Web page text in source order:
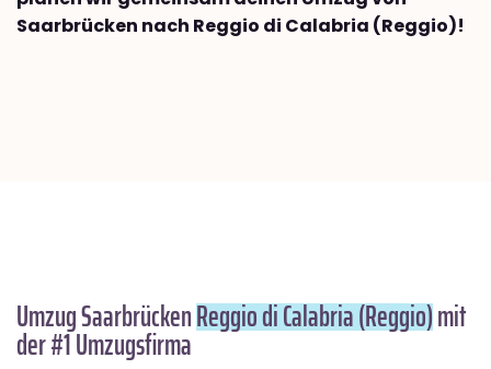
Saarbrücken nach Reggio di Calabria (Reggio)!
Umzug SaarbrückenReggio di Calabria (Reggio)mit
der #1 Umzugsfirma